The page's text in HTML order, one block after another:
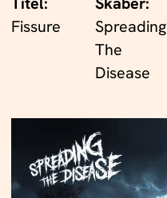
Fissure
Spreading
The
Disease